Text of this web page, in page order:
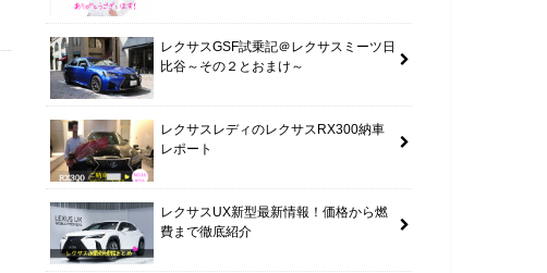
レクサスGSF試乗記＠レクサスミーツ日
比谷～その２とおまけ～
レクサスレディのレクサスRX300納車
レポート
レクサスUX新型最新情報！価格から燃
費まで徹底紹介